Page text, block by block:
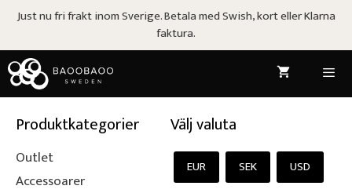
HoppaJust nu fri frakt inom Sverige. Betala med Swish, kort eller Klarna
faktura.
Produktkategorier
Outlet
Accessoarer
Välj valuta
EUR SEK USD